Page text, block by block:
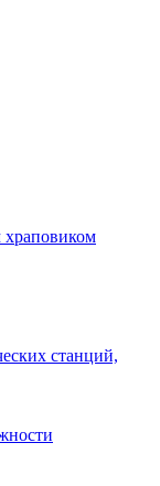
станций,